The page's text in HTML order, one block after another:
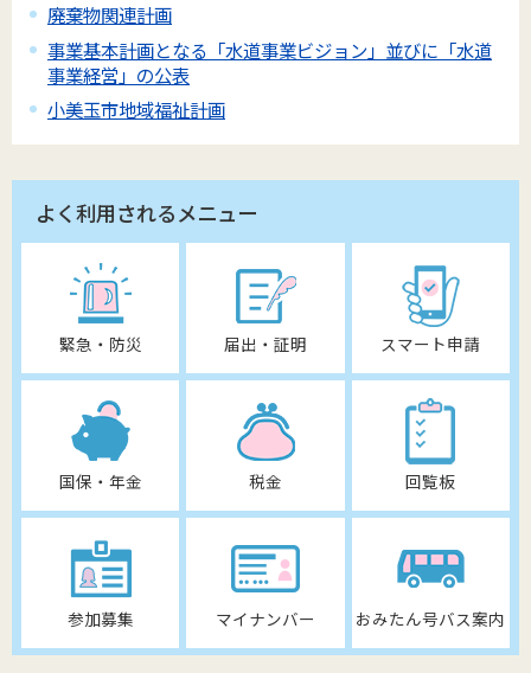
廃棄物関連計画
事業基本計画となる「水道事業ビジョン」並びに「水道
事業経営」の公表
小美玉市地域福祉計画
よく利用されるメニュー
緊急・防災 届出・証明 スマート申請
国保・年金 税金 回覧板
参加募集 マイナンバー おみたん号バス案内